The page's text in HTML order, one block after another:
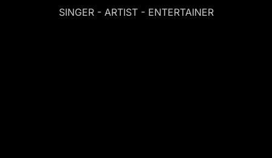
SINGER - ARTIST - ENTERTAINER